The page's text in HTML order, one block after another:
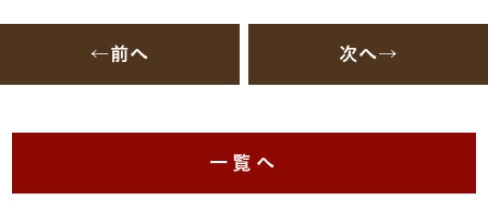
←前へ 次へ→
一覧へ